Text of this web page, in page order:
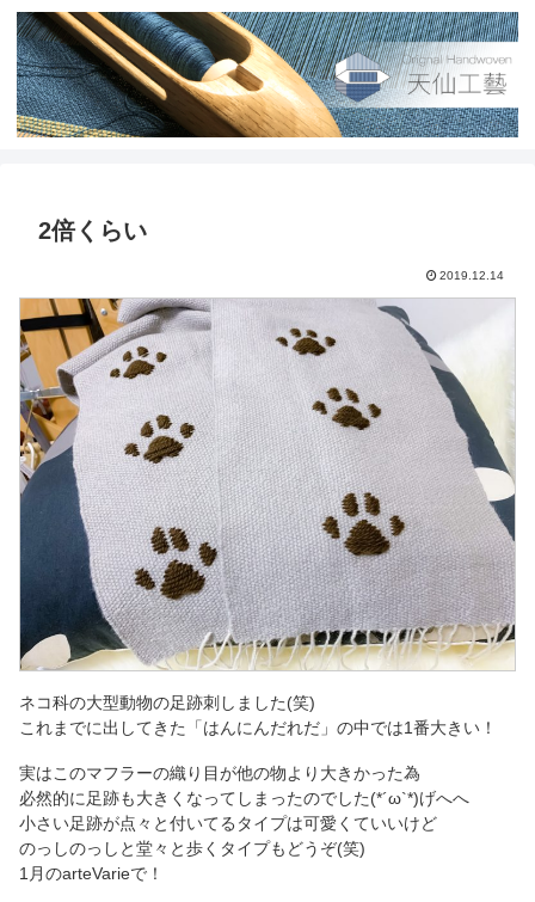
2倍くらい
2019.12.14
ネコ科の大型動物の足跡刺しました(笑)
これまでに出してきた「はんにんだれだ」の中では1番大きい！
実はこのマフラーの織り目が他の物より大きかった為
必然的に足跡も大きくなってしまったのでした(*´ω`*)げへへ
小さい足跡が点々と付いてるタイプは可愛くていいけど
のっしのっしと堂々と歩くタイプもどうぞ(笑)
1月のarteVarieで！